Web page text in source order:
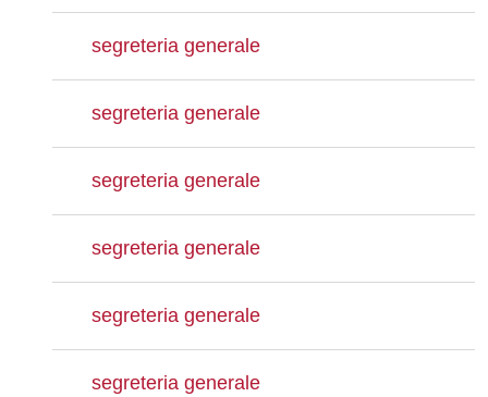
segreteria generale
segreteria generale
segreteria generale
segreteria generale
segreteria generale
segreteria generale